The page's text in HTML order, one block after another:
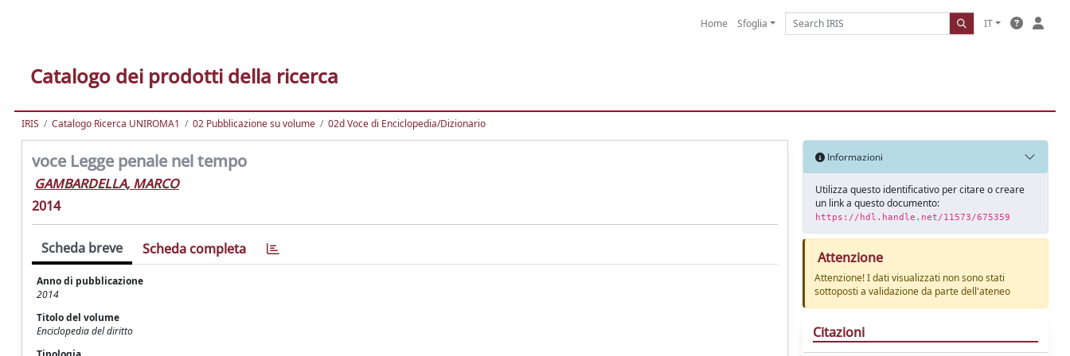
Home Sfoglia IT
Catalogo dei prodotti della ricerca
IRIS Catalogo Ricerca UNIROMA1 02 Pubblicazione su volume 02d Voce di Enciclopedia/Dizionario
voce Legge penale nel tempo
GAMBARDELLA, MARCO
2014
Scheda breve Scheda completa
Anno di pubblicazione
2014
Titolo del volume
Enciclopedia del diritto
Informazioni
Utilizza questo identificativo per citare o creare
un link a questo documento:
https://hdl.handle.net/11573/675359
Attenzione
Attenzione! I dati visualizzati non sono stati
sottoposti a validazione da parte dell'ateneo
Citazioni